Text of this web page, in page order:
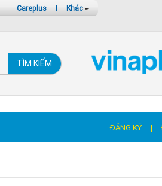
| Careplus | Khác
TÌM KIẾM
ĐĂNG KÝ |